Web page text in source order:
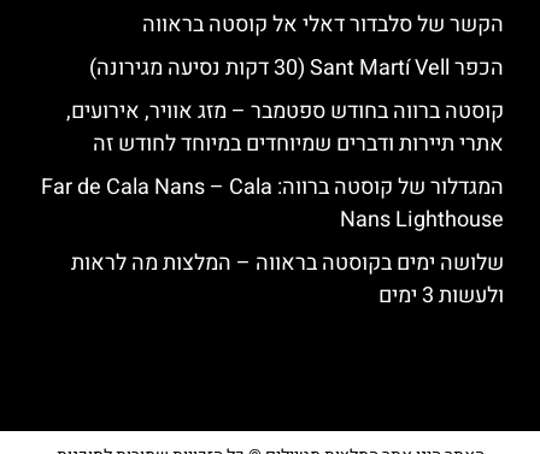
הקשר של סלבדור דאלי אל קוסטה בראווה
הכפר Sant Martí Vell (30 דקות נסיעה מגירונה)
קוסטה ברווה בחודש ספטמבר – מזג אוויר, אירועים,
אתרי תיירות ודברים שמיוחדים במיוחד לחודש זה
המגדלור של קוסטה ברווה: ‪‪Far de Cala Nans – Cala
Nans Lighthouse‬‬
שלושה ימים בקוסטה בראווה – המלצות מה לראות
ולעשות 3 ימים